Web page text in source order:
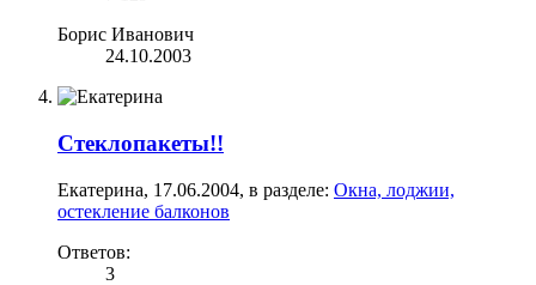
Борис Иванович
24.10.2003
Стеклопакеты!!
Екатерина, 17.06.2004, в разделе: Окна, лоджии,
остекление балконов
Ответов:
3